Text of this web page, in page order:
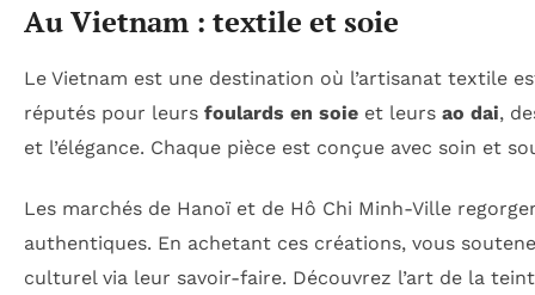
Au Vietnam : textile et soie
Le Vietnam est une destination où l’artisanat textile
réputés pour leurs foulards en soie et leurs ao dai,
et l’élégance. Chaque pièce est conçue avec soin et
Les marchés de Hanoï et de Hô Chi Minh-Ville
authentiques. En achetant ces créations, vous
culturel via leur savoir-faire. Découvrez l’art de la